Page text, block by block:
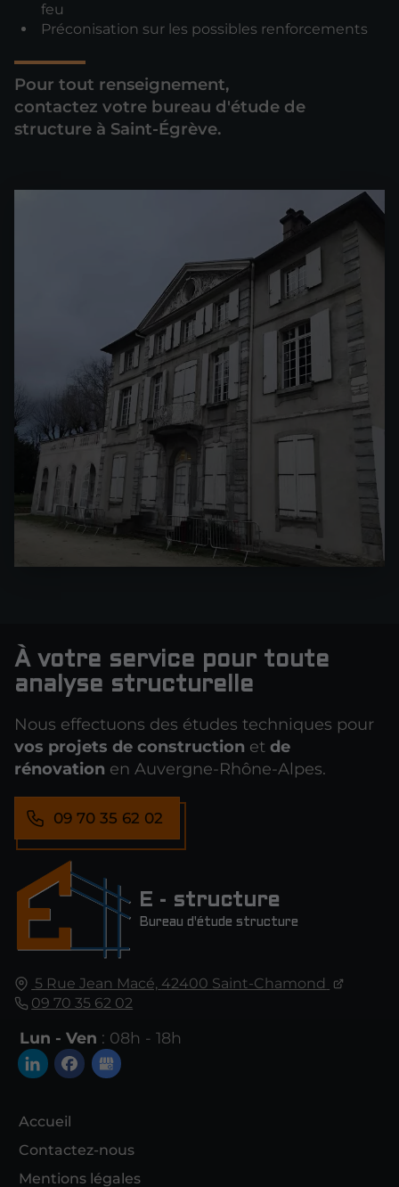
feu
Préconisation sur les possibles renforcements
Pour tout renseignement,
contactez votre bureau d'étude de
structure à Saint-Égrève.
E - structure
Bureau d'étude structure
5 Rue Jean Macé, 42400 Saint-Chamond
09 70 35 62 02
Lun - Ven : 08h - 18h
Accueil
Contactez-nous
Mentions légales
À votre service pour toute
analyse structurelle
Nous effectuons des études techniques pour
vos projets de construction et de
rénovation en Auvergne-Rhône-Alpes.
09 70 35 62 02